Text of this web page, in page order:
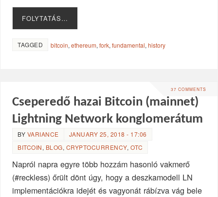
FOLYTATÁS…
TAGGED bitcoin,ethereum,fork,fundamental,history
37 COMMENTS
Cseperedő hazai Bitcoin (mainnet)
Lightning Network konglomerátum
BY VARIANCE
JANUARY 25, 2018 - 17:06
BITCOIN, BLOG, CRYPTOCURRENCY, OTC
Napról napra egyre több hozzám hasonló vakmerő
(#reckless) őrült dönt úgy, hogy a deszkamodell LN
implementációkra idejét és vagyonát rábízva vág bele